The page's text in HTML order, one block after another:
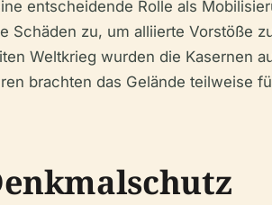
entscheidende Rolle als
zu, um alliierte Vorstöße
Weltkrieg wurden die Kasernen
brachten das Gelände teilweise